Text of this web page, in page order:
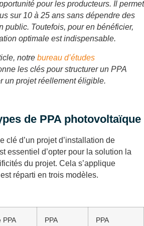
pour les producteurs. Il permet
sur 10 à 25 ans sans dépendre des
public. Toutefois, pour en bénéficier,
optimale est indispensable.
notre bureau d’études
les clés pour structurer un PPA
un projet réellement éligible.
de PPA photovoltaïque
clé d’un projet d’installation de
essentiel d’opter pour la solution la
du projet. Cela s’applique
réparti en trois modèles.
PPA
PPA
PPA